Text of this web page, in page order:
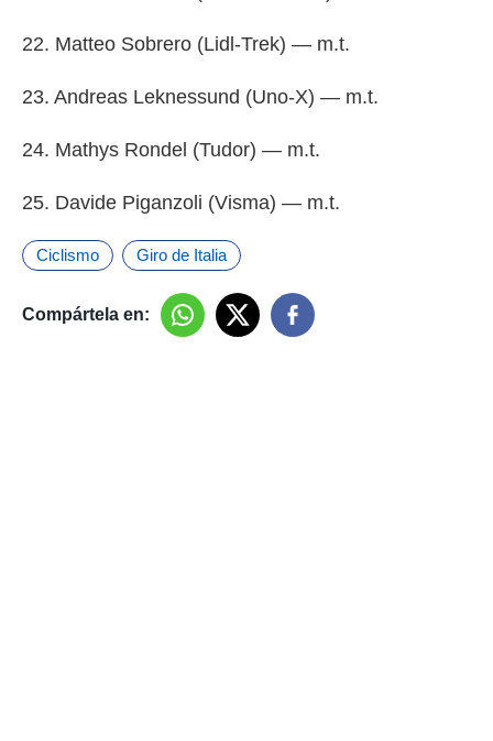
22. Matteo Sobrero (Lidl-Trek) — m.t.
23. Andreas Leknessund (Uno-X) — m.t.
24. Mathys Rondel (Tudor) — m.t.
25. Davide Piganzoli (Visma) — m.t.
Ciclismo Giro de Italia
Compártela en: